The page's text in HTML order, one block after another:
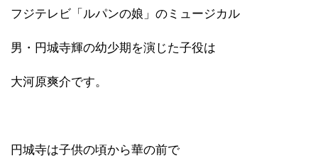
フジテレビ「ルパンの娘」のミュージカル
男・円城寺輝の幼少期を演じた子役は
大河原爽介です。
円城寺は子供の頃から華の前で